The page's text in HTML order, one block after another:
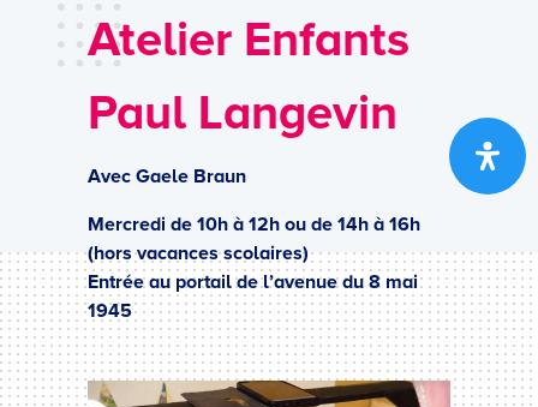
Atelier Enfants
Paul Langevin
Avec Gaele Braun
Mercredi de 10h à 12h ou de 14h à 16h
(hors vacances scolaires)
Entrée au portail de l’avenue du 8 mai
1945